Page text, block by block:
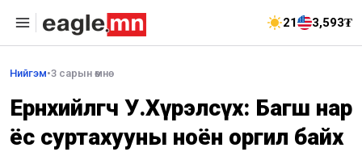
21 3,593₮
Нийгэм•3 сарын өмнө
Ерөнхийлөгч У.Хүрэлсүх: Багш нар
ёс суртахууны ноён оргил байх